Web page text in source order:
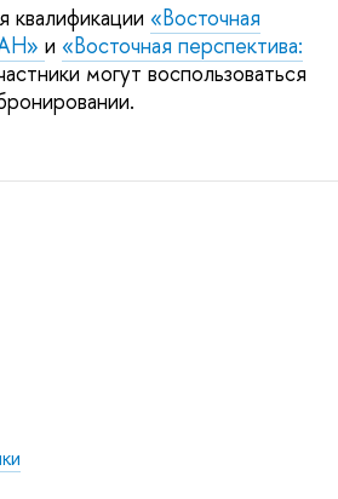
«Восточная
и «Восточная перспектива:
могут воспользоваться